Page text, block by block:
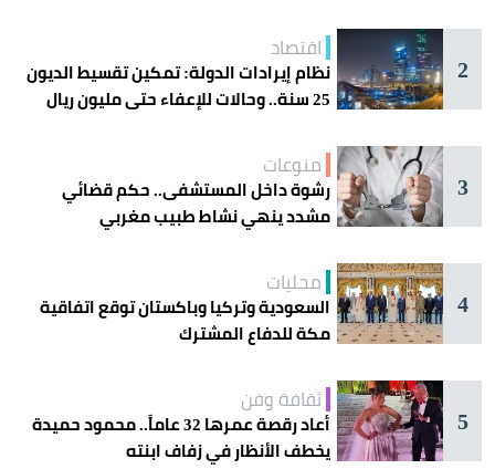
2
اقتصاد
نظام إيرادات الدولة: تمكين تقسيط الديون
25 سنة.. وحالات للإعفاء حتى مليون ريال
3
منوعات
رشوة داخل المستشفى.. حكم قضائي
مشدد ينهي نشاط طبيب مغربي
4
محليات
السعودية وتركيا وباكستان توقع اتفاقية
مكة للدفاع المشترك
5
ثقافة وفن
أعاد رقصة عمرها 32 عاماً.. محمود حميدة
يخطف الأنظار في زفاف ابنته